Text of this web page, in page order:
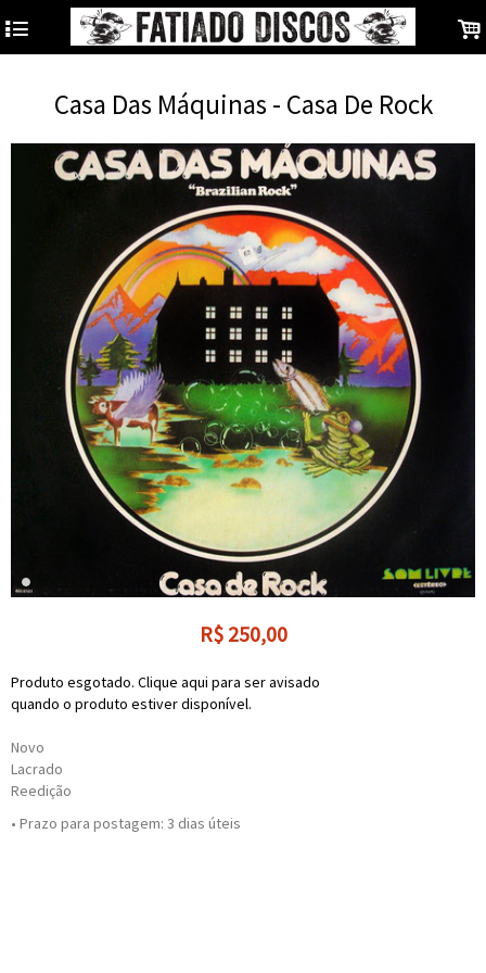
4 .
Casa Das Máquinas - Casa De Rock
R$ 250,00
Produto esgotado. Clique aqui para ser avisado
quando o produto estiver disponível.
Novo
Lacrado
Reedição
• Prazo para postagem: 3 dias úteis